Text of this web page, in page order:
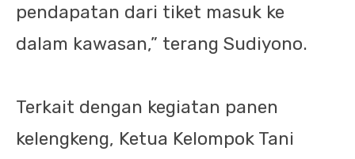
pendapatan dari tiket masuk ke
dalam kawasan,” terang Sudiyono.
Terkait dengan kegiatan panen
kelengkeng, Ketua Kelompok Tani